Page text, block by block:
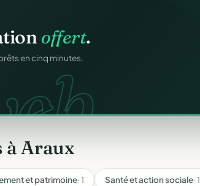
au modèle
offert.
en cinq minutes.
à Araux
et patrimoine· 1 Santé et action sociale· 1